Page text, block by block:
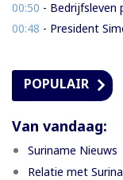
00:50 - Bedrijfsleven pleit
00:48 - President Simons
POPULAIR
Van vandaag:
Suriname Nieuws
Relatie met